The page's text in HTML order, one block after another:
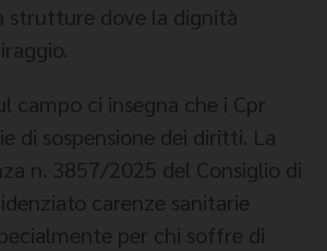
strutture dove la dignità
campo ci insegna che i Cpr
di sospensione dei diritti. La
n. 3857/2025 del Consiglio di
carenze sanitarie
per chi soffre di